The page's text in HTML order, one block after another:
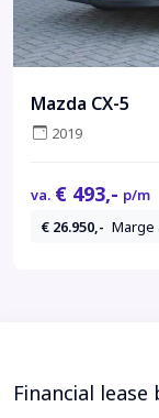
Mazda CX-5
2019
va. € 493,- p/m
€ 26.950,- Marge
Financial lease